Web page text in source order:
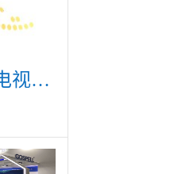
2026中国国际广播电视信息网络展览会展